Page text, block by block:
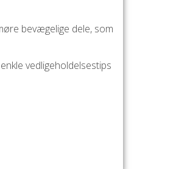
bevægelige dele, som
vedligeholdelsestips